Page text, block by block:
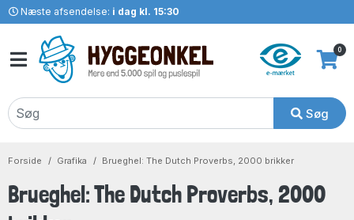
Næste afsendelse: i dag kl. 15:30
Søg
0
Forside Grafika Brueghel: The Dutch Proverbs, 2000 brikker
Brueghel: The Dutch Proverbs, 2000